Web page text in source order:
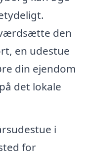
den
en udestue
din ejendom
det lokale
i
for